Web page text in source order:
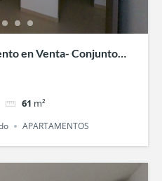
en Venta- Conjunto
61 m²
APARTAMENTOS